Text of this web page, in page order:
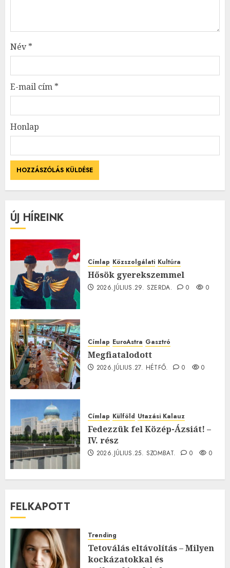
Név*
E-mail cím *
Honlap
ÚJ HÍREINK
Címlap Közszolgálati Kultúra
Hősök gyerekszemmel
2026.JÚLIUS.29. SZERDA. 0 0
Címlap EuroAstra Gasztró
Megfiatalodott
2026.JÚLIUS.27. HÉTFŐ. 0 0
Címlap Külföld Utazási Kalauz
Fedezzük fel Közép-Ázsiát! –
IV. rész
2026.JÚLIUS.25. SZOMBAT. 0 0
FELKAPOTT
Trending
Tetoválás eltávolítás – Milyen
kockázatokkal és